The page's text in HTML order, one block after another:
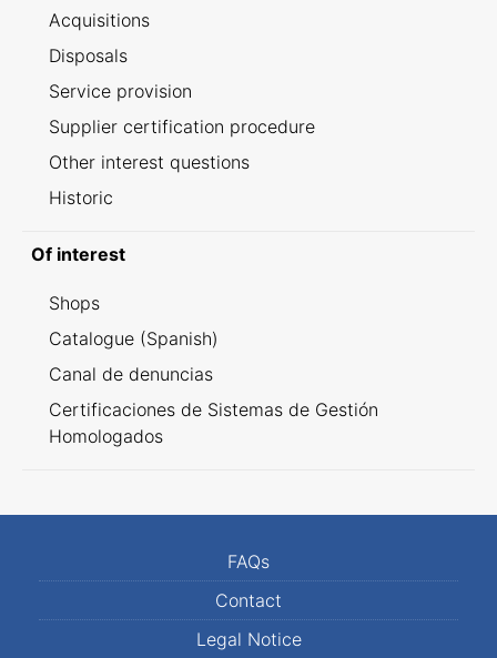
Acquisitions
Disposals
Service provision
Supplier certification procedure
Other interest questions
Historic
Of interest
Shops
Catalogue (Spanish)
Canal de denuncias
Certificaciones de Sistemas de Gestión
Homologados
FAQs
Contact
Legal Notice